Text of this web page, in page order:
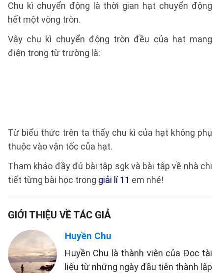
Chu kì chuyển động là thời gian hạt chuyển động
hết một vòng tròn.
Vậy chu kì chuyển động tròn đều của hạt mang
điện trong từ trường là:
Từ biểu thức trên ta thấy chu kì của hạt không phụ
thuộc vào vận tốc của hạt.
Tham khảo đầy đủ bài tập sgk và bài tập về nhà chi
tiết từng bài học trong giải lí 11 em nhé!
GIỚI THIỆU VỀ TÁC GIẢ
Huyền Chu
Huyền Chu là thành viên của Đọc tài
liệu từ những ngày đầu tiên thành lập